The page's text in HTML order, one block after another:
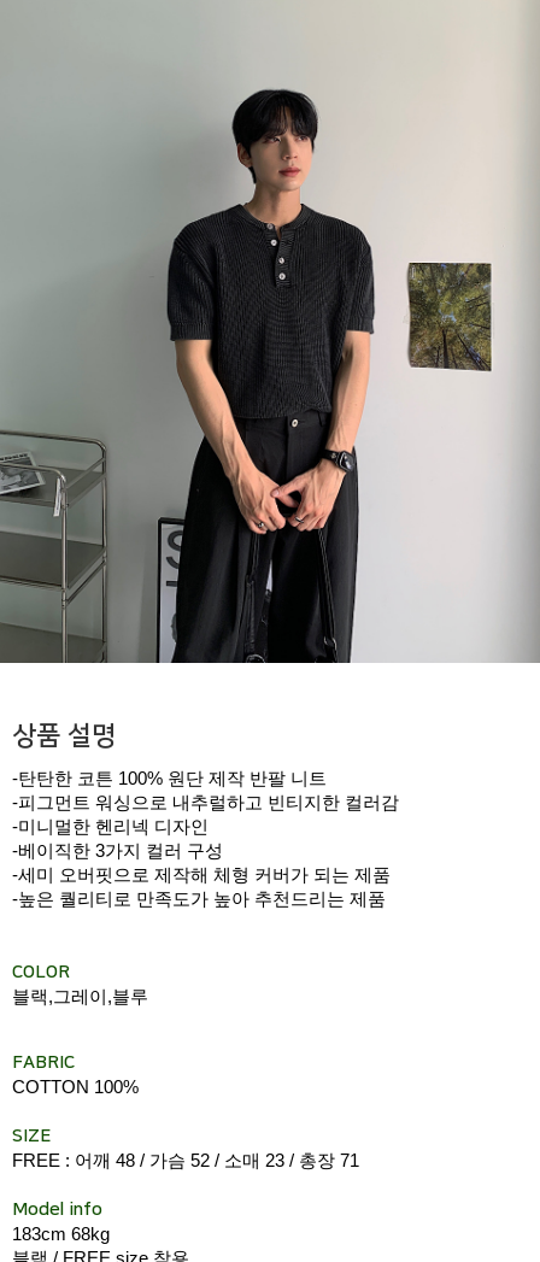
상품 설명
-탄탄한 코튼 100% 원단 제작 반팔 니트
-피그먼트 워싱으로 내추럴하고 빈티지한 컬러감
-미니멀한 헨리넥 디자인
-베이직한 3가지 컬러 구성
-세미 오버핏으로 제작해 체형 커버가 되는 제품
-높은 퀄리티로 만족도가 높아 추천드리는 제품
COLOR
블랙,그레이,블루
FABRIC
COTTON 100%
SIZE
FREE : 어깨 48 / 가슴 52 / 소매 23 / 총장 71
Model info
183cm 68kg
블랙 / FREE size 착용